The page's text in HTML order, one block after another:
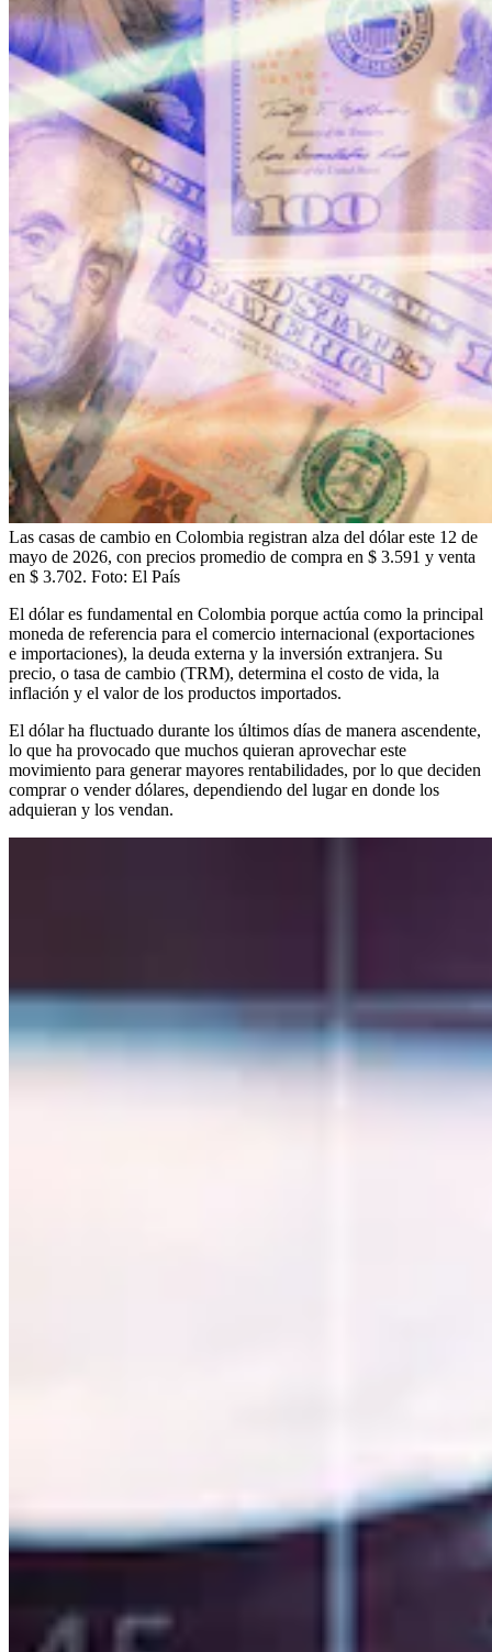
Las casas de cambio en Colombia registran alza del dólar este 12 de
mayo de 2026, con precios promedio de compra en $ 3.591 y venta
en $ 3.702. Foto: El País
El dólar es fundamental en Colombia porque actúa como la principal
moneda de referencia para el comercio internacional (exportaciones
e importaciones), la deuda externa y la inversión extranjera. Su
precio, o tasa de cambio (TRM), determina el costo de vida, la
inflación y el valor de los productos importados.
El dólar ha fluctuado durante los últimos días de manera ascendente,
lo que ha provocado que muchos quieran aprovechar este
movimiento para generar mayores rentabilidades, por lo que deciden
comprar o vender dólares, dependiendo del lugar en donde los
adquieran y los vendan.